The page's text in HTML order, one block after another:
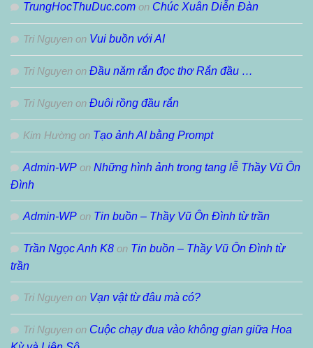
TrungHocThuDuc.com on Chúc Xuân Diễn Đàn
Tri Nguyen on Vui buồn với AI
Tri Nguyen on Đầu năm rắn đọc thơ Rắn đầu …
Tri Nguyen on Đuôi rồng đầu rắn
Kim Hường on Tạo ảnh AI bằng Prompt
Admin-WP on Những hình ảnh trong tang lễ Thầy Vũ Ôn
Đình
Admin-WP on Tin buồn – Thầy Vũ Ôn Đình từ trần
Trần Ngọc Anh K8 on Tin buồn – Thầy Vũ Ôn Đình từ
trần
Tri Nguyen on Vạn vật từ đâu mà có?
Tri Nguyen on Cuộc chạy đua vào không gian giữa Hoa